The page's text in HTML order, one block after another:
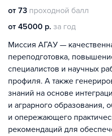
от 73 проходной балл
от 45000 р. за год
Миссия АГАУ —
переподготовка,
специалистов и научных
профиля. А также
знаний на основе
и аграрного
и опережающего
рекомендаций для